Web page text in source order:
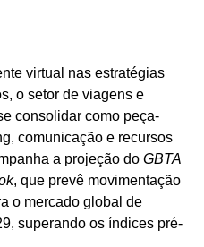
de metodologias de
conjunta junto a órgãos
da ABRACE, “a assinatura
importante para as
de estandes e,
que atuam na
dos eventos. Acreditamos
virtual nas estratégias
o setor de viagens e
consolidar como peça-
comunicação e recursos
a projeção do GBTA
, que prevê movimentação
o mercado global de
superando os índices pré-